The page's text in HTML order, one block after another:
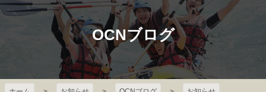
プ
ラフティング施設
OCNブログ